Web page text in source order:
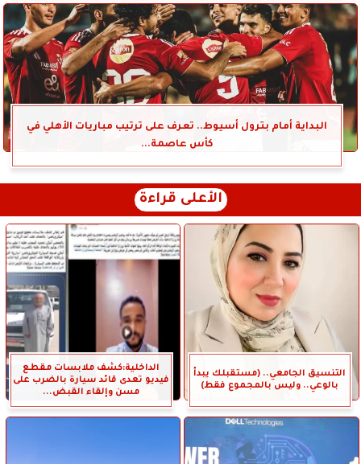
البداية أمام بترول أسيوط.. تعرف على ترتيب مباريات الأهلي في
كأس عاصمة...
الأعلى قراءة
التنسيق الجامعي.. (مستقبلك يبدأ
بالوعي.. وليس بالمجموع فقط)
الداخلية:كشف ملابسات مقطع
فيديو تعدى قائد سيارة بالضرب على
مسن وإلقاء القبض...